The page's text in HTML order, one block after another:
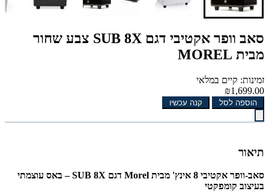
סאב וופר אקטיבי דגם SUB 8X צבע שחור
מבית MOREL
זמינות: קיים במלאי
₪1,699.00
הוספה לסל קנה עכשיו
תיאור
סאב-וופר אקטיבי 8 אינץ' מבית Morel דגם SUB 8X – באס עוצמתי
בעיצוב קומפקטי